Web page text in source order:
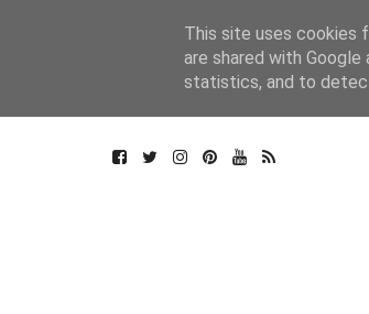
This site uses cookies
are shared with
statistics, and to